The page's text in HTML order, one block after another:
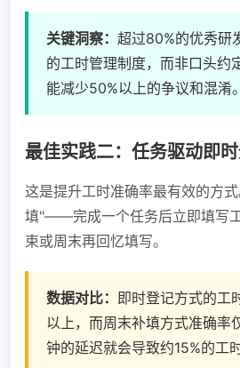
关键洞察： 超过80%的优秀研
的工时管理制度，而非口头约
能减少50%以上的争议和混淆。
最佳实践二：任务驱动即
这是提升工时准确率最有效的方
填"——完成一个任务后立即填写
束或周末再回忆填写。
数据对比： 即时登记方式的工
以上，而周末补填方式准确
钟的延迟就会导致约15%的工